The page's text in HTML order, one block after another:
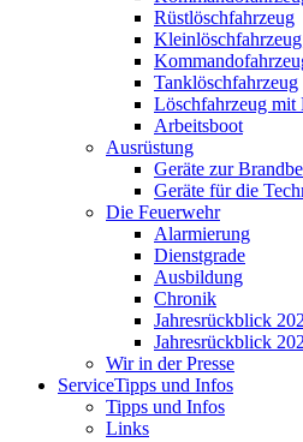
Rüstlöschfahrzeug
Tanklöschfahrzeug
Löschfahrzeug mit
Arbeitsboot
Ausrüstung
Geräte zur
Geräte für die
Die Feuerwehr
Alarmierung
Dienstgrade
Ausbildung
Chronik
Jahresrückblick
Jahresrückblick
Wir in der Presse
ServiceTipps und Infos
Tipps und Infos
Links